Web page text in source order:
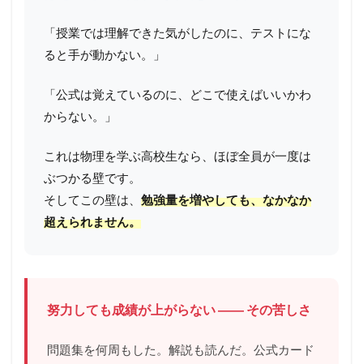
「授業では理解できた気がしたのに、テストにな
ると手が動かない。」
「公式は覚えているのに、どこで使えばいいかわ
からない。」
これは物理を学ぶ高校生なら、ほぼ全員が一度は
ぶつかる壁です。
そしてこの壁は、 勉強量を増やしても、なかなか
超えられません。
努力しても成績が上がらない ―― その苦しさ
問題集を何周もした。解説も読んだ。公式カード